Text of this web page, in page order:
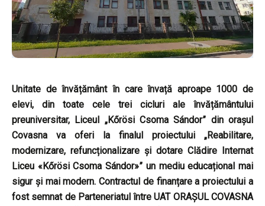
Unitate de învățământ în care învață aproape 1000 de
elevi, din toate cele trei cicluri ale învățământului
preuniversitar, Liceul „Kőrösi Csoma Sándor” din orașul
Covasna va oferi la finalul proiectului „Reabilitare,
modernizare, refuncționalizare și dotare Clădire Internat
Liceu «Kőrösi Csoma Sándor»” un mediu educațional mai
sigur și mai modern. Contractul de finanțare a proiectului a
fost semnat de Parteneriatul între UAT ORAŞUL COVASNA